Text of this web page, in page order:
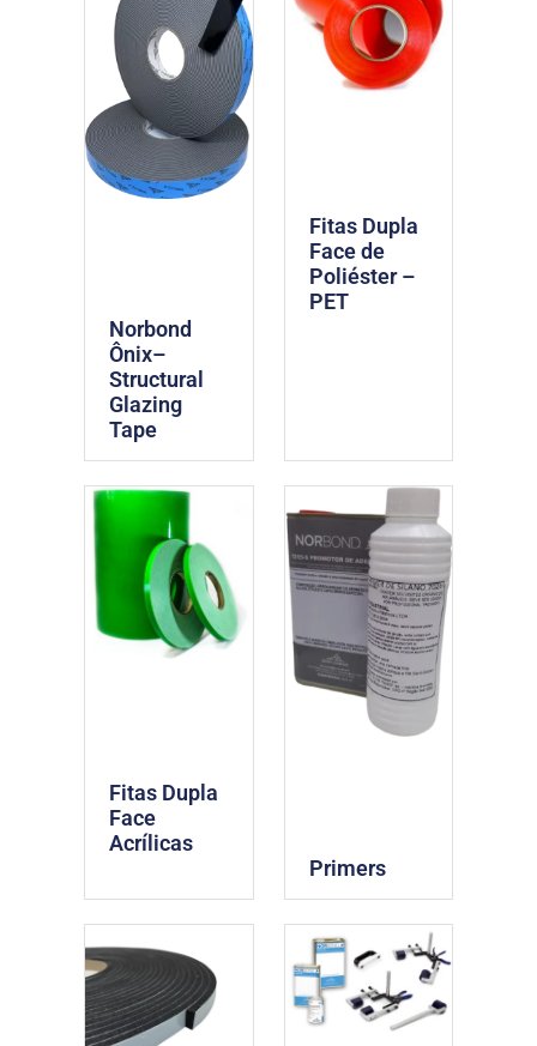
Norbond
Ônix–
Structural
Glazing
Tape
Fitas Dupla
Face de
Poliéster –
PET
Fitas Dupla
Face
Acrílicas
Primers